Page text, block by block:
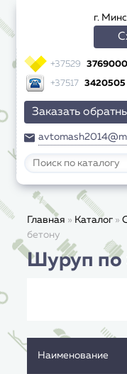
+37529 3769000
+37517 3420505
Заказать
г.
Главная » Каталог »
бетону
Шуруп по
Наименование